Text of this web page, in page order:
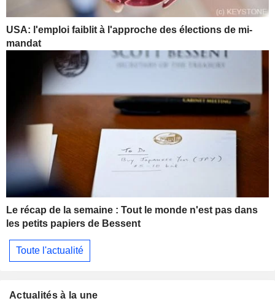
USA: l'emploi faiblit à l'approche des élections de mi-
mandat
Le récap de la semaine : Tout le monde n'est pas dans
les petits papiers de Bessent
Toute l'actualité
Actualités à la une